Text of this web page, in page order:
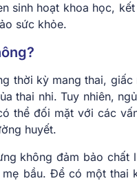
sinh hoạt khoa học,
sức khỏe.
thời kỳ mang thai,
thai nhi. Tuy nhiên,
thể đối mặt với các
huyết.
không đảm bảo
bầu. Để có một